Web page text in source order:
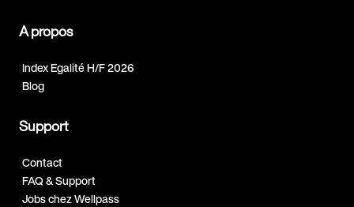
A propos
Index Egalité H/F 2026
Blog
Support
Contact
FAQ & Support
Jobs chez Wellpass